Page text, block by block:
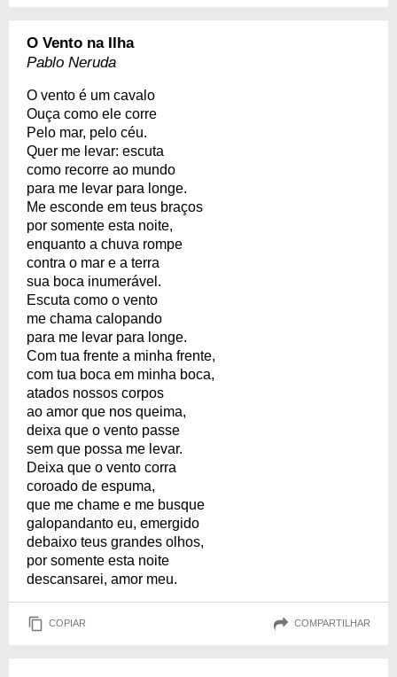
O Vento na Ilha
Pablo Neruda
O vento é um cavalo
Ouça como ele corre
Pelo mar, pelo céu.
Quer me levar: escuta
como recorre ao mundo
para me levar para longe.
Me esconde em teus braços
por somente esta noite,
enquanto a chuva rompe
contra o mar e a terra
sua boca inumerável.
Escuta como o vento
me chama calopando
para me levar para longe.
Com tua frente a minha frente,
com tua boca em minha boca,
atados nossos corpos
ao amor que nos queima,
deixa que o vento passe
sem que possa me levar.
Deixa que o vento corra
coroado de espuma,
que me chame e me busque
galopandanto eu, emergido
debaixo teus grandes olhos,
por somente esta noite
descansarei, amor meu.
COPIAR COMPARTILHAR